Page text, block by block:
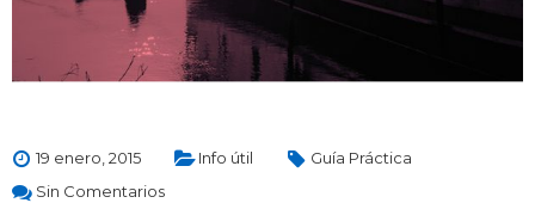
19 enero, 2015 Info útil
Guía Práctica
Sin Comentarios